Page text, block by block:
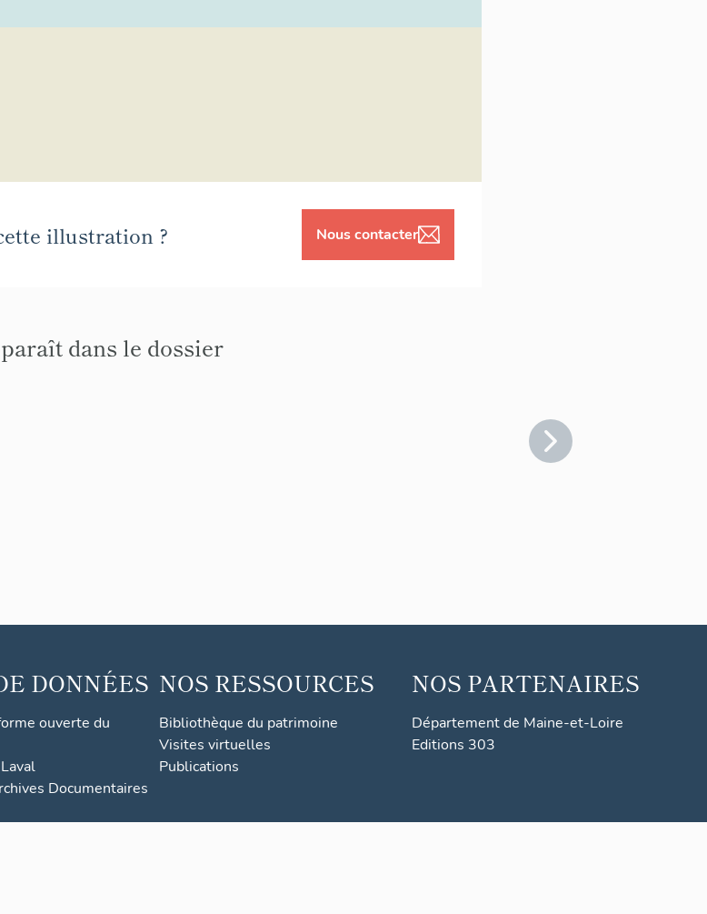
illustration ? Nous contacter
dans le dossier
DONNÉES
ouverte du
Documentaires
NOS RESSOURCES
Bibliothèque du patrimoine
Visites virtuelles
Publications
NOS PARTENAIRES
Département de Maine-et-Loire
Editions 303